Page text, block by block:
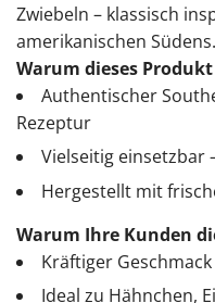
Zwiebeln – klassisch
amerikanischen Südens.
Warum dieses
Authentischer
Rezeptur
Vielseitig einsetzbar
Hergestellt mit
Warum Ihre Kunden
Kräftiger
Ideal zu Hähnchen,